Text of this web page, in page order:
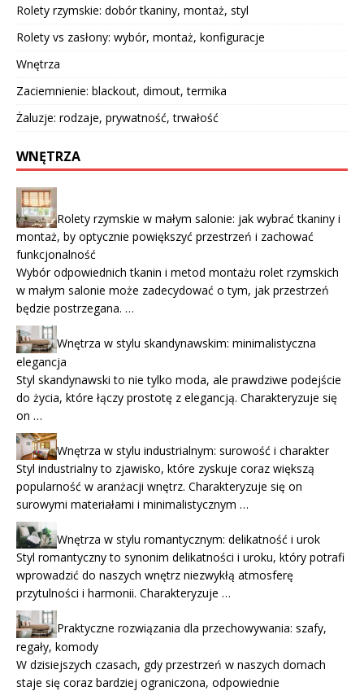
Rolety rzymskie: dobór tkaniny, montaż, styl
Rolety vs zasłony: wybór, montaż, konfiguracje
Wnętrza
Zaciemnienie: blackout, dimout, termika
Żaluzje: rodzaje, prywatność, trwałość
WNĘTRZA
Rolety rzymskie w małym salonie: jak wybrać tkaniny i
montaż, by optycznie powiększyć przestrzeń i zachować
funkcjonalność
Wybór odpowiednich tkanin i metod montażu rolet rzymskich
w małym salonie może zadecydować o tym, jak przestrzeń
będzie postrzegana. …
Wnętrza w stylu skandynawskim: minimalistyczna
elegancja
Styl skandynawski to nie tylko moda, ale prawdziwe podejście
do życia, które łączy prostotę z elegancją. Charakteryzuje się
on …
Wnętrza w stylu industrialnym: surowość i charakter
Styl industrialny to zjawisko, które zyskuje coraz większą
popularność w aranżacji wnętrz. Charakteryzuje się on
surowymi materiałami i minimalistycznym …
Wnętrza w stylu romantycznym: delikatność i urok
Styl romantyczny to synonim delikatności i uroku, który potrafi
wprowadzić do naszych wnętrz niezwykłą atmosferę
przytulności i harmonii. Charakteryzuje …
Praktyczne rozwiązania dla przechowywania: szafy,
regały, komody
W dzisiejszych czasach, gdy przestrzeń w naszych domach
staje się coraz bardziej ograniczona, odpowiednie